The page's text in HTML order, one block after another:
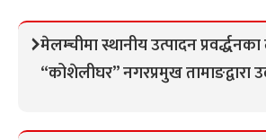
मेलम्चीमा स्थानीय उत्पादन
“कोशेलीघर” नगरप्रमुख तामाङद्वारा